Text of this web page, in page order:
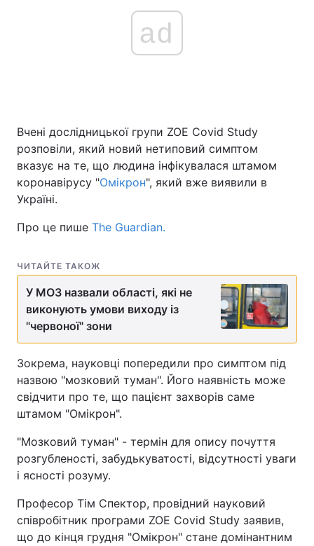
ad
Вчені дослідницької групи ZOE Covid Study
розповіли, який новий нетиповий симптом
вказує на те, що людина інфікувалася штамом
коронавірусу "Омікрон", який вже виявили в
Україні.
Про це пише Тһе Guardian.
ЧИТАЙТЕ ТАКОЖ
У МОЗ назвали області, які не
виконують умови виходу із
"червоної" зони
Зокрема, науковці попередили про симптом під
назвою "мозковий туман". Його наявність може
свідчити про те, що пацієнт захворів саме
штамом "Омікрон".
"Мозковий туман" - термін для опису почуття
розгубленості, забудькуватості, відсутності уваги
і ясності розуму.
Професор Тім Спектор, провідний науковий
співробітник програми ZOE Covid Study заявив,
що до кінця грудня "Омікрон" стане домінантним